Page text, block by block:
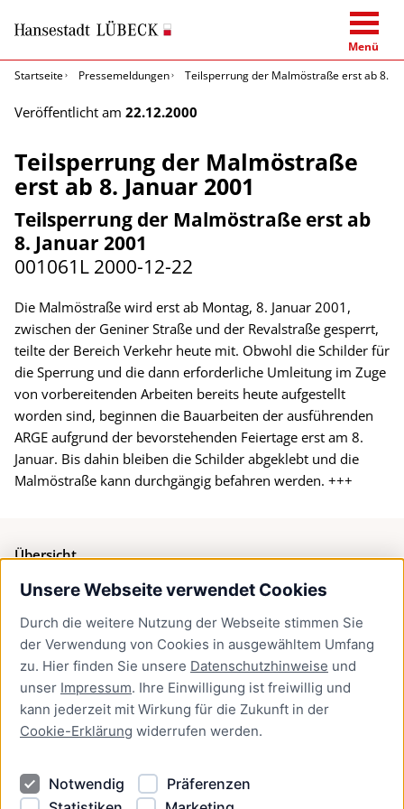
Unsere Webseite verwendet Cookies
Durch die weitere Nutzung der Webseite stimmen Sie
der Verwendung von Cookies in ausgewähltem Umfang
zu. Hier finden Sie unsere Datenschutzhinweise und
unser Impressum. Ihre Einwilligung ist freiwillig und
kann jederzeit mit Wirkung für die Zukunft in der
Cookie-Erklärung widerrufen werden.
Notwendig
Präferenzen
Menü
Startseite
Pressemeldungen Teilsperrung der Malmöstraße erst ab 8.
Veröffentlicht am 22.12.2000
Teilsperrung der Malmöstraße
erst ab 8. Januar 2001
Teilsperrung der Malmöstraße erst ab
8. Januar 2001
001061L 2000-12-22
Die Malmöstraße wird erst ab Montag, 8. Januar 2001,
zwischen der Geniner Straße und der Revalstraße gesperrt,
teilte der Bereich Verkehr heute mit. Obwohl die Schilder für
die Sperrung und die dann erforderliche Umleitung im Zuge
von vorbereitenden Arbeiten bereits heute aufgestellt
worden sind, beginnen die Bauarbeiten der ausführenden
ARGE aufgrund der bevorstehenden Feiertage erst am 8.
Januar. Bis dahin bleiben die Schilder abgeklebt und die
Malmöstraße kann durchgängig befahren werden. +++
Übersicht
Bürgerservice
Presse
Newsletter Lübeck:kompakt
Kontakt
Kontakt
Datenschutzhinweise